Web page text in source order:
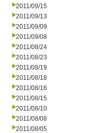
2011/09/15
2011/09/13
2011/09/09
2011/09/08
2011/08/24
2011/08/23
2011/08/19
2011/08/18
2011/08/16
2011/08/15
2011/08/10
2011/08/08
2011/08/05